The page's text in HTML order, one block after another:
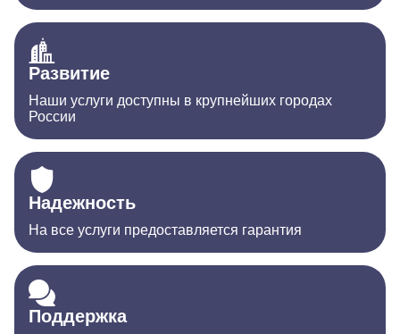
Развитие
Наши услуги доступны в крупнейших городах
России
Надежность
На все услуги предоставляется гарантия
Поддержка